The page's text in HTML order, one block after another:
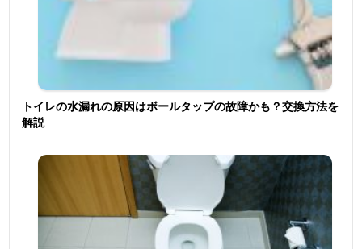
トイレの水漏れの原因はボールタップの故障かも？交換方法を
解説